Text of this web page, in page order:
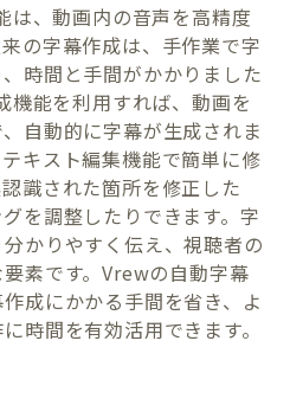
は、動画内の音声を高精度
の字幕作成は、手作業で字
時間と手間がかかりました
機能を利用すれば、動画を
自動的に字幕が生成されま
キスト編集機能で簡単に修
識された箇所を修正した
を調整したりできます。字
かりやすく伝え、視聴者の
素です。Vrewの自動字幕
成にかかる手間を省き、よ
時間を有効活用できます。